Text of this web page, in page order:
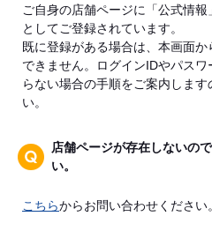
ご自身の店舗ページに「公式情
としてご登録されています。
既に登録がある場合は、本画面
できません。ログインIDやパス
らない場合の手順をご案内します
い。
店舗ページが存在しないの
い。
こちらからお問い合わせください。